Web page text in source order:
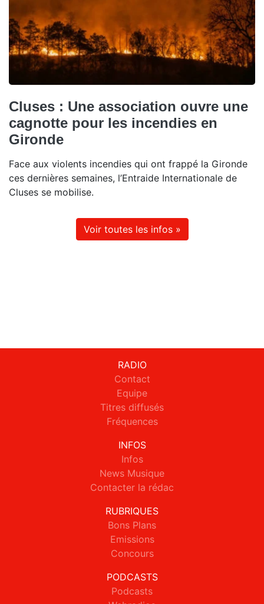
Cluses : Une association ouvre une
cagnotte pour les incendies en
Gironde
Face aux violents incendies qui ont frappé la Gironde
ces dernières semaines, l’Entraide Internationale de
Cluses se mobilise.
Voir toutes les infos »
RADIO
Contact
Equipe
Titres diffusés
Fréquences
INFOS
Infos
News Musique
Contacter la rédac
RUBRIQUES
Bons Plans
Emissions
Concours
PODCASTS
Podcasts